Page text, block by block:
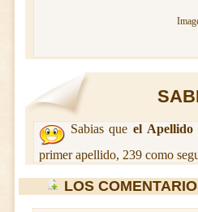
Sabias que el Apellido
primer apellido, 239 como
LOS